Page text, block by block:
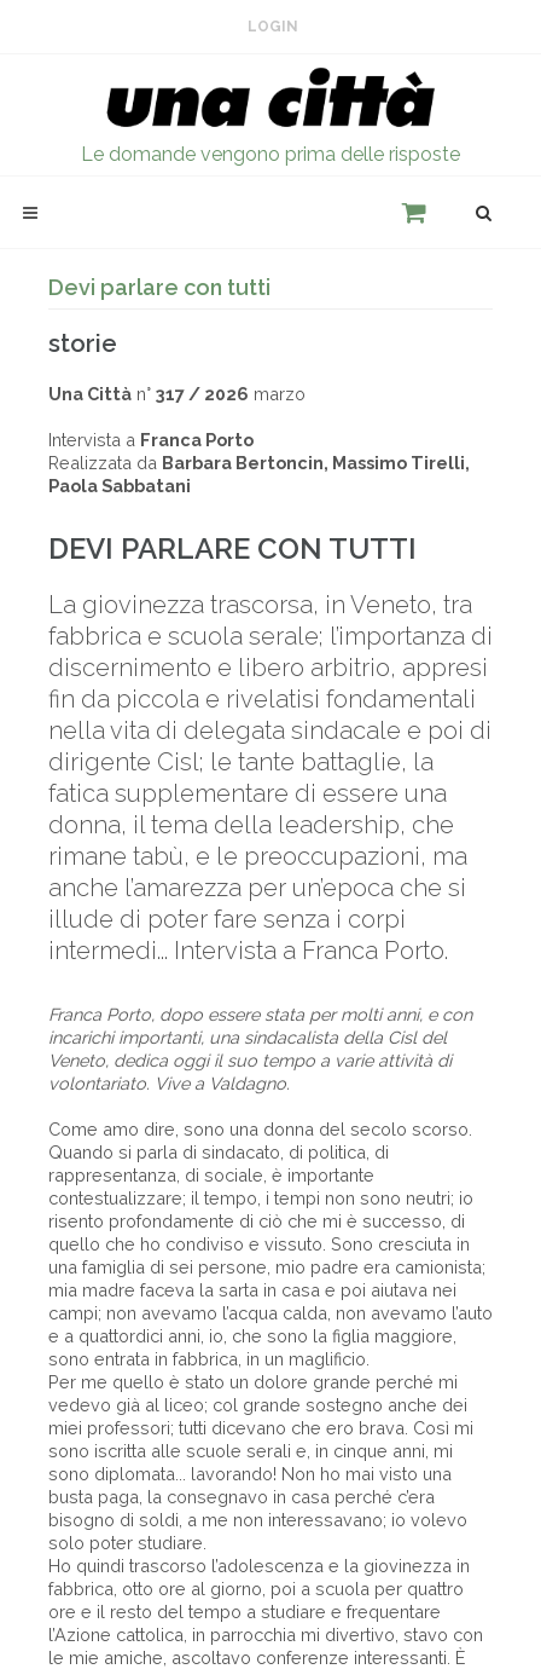
LOGIN
Le domande vengono prima delle risposte
Devi parlare con tutti
storie
Una Città n° 317 / 2026 marzo
Intervista a Franca Porto
Realizzata da Barbara Bertoncin, Massimo Tirelli,
Paola Sabbatani
DEVI PARLARE CON TUTTI
La giovinezza trascorsa, in Veneto, tra
fabbrica e scuola serale; l’importanza di
discernimento e libero arbitrio, appresi
fin da piccola e rivelatisi fondamentali
nella vita di delegata sindacale e poi di
dirigente Cisl; le tante battaglie, la
fatica supplementare di essere una
donna, il tema della leadership, che
rimane tabù, e le preoccupazioni, ma
anche l’amarezza per un’epoca che si
illude di poter fare senza i corpi
intermedi... Intervista a Franca Porto.
Franca Porto, dopo essere stata per molti anni, e con
incarichi importanti, una sindacalista della Cisl del
Veneto, dedica oggi il suo tempo a varie attività di
volontariato. Vive a Valdagno.
Come amo dire, sono una donna del secolo scorso.
Quando si parla di sindacato, di politica, di
rappresentanza, di sociale, è importante
contestualizzare; il tempo, i tempi non sono neutri; io
risento profondamente di ciò che mi è successo, di
quello che ho condiviso e vissuto. Sono cresciuta in
una famiglia di sei persone, mio padre era camionista;
mia madre faceva la sarta in casa e poi aiutava nei
campi; non avevamo l’acqua calda, non avevamo l’auto
e a quattordici anni, io, che sono la figlia maggiore,
sono entrata in fabbrica, in un maglificio.
Per me quello è stato un dolore grande perché mi
vedevo già al liceo; col grande sostegno anche dei
miei professori; tutti dicevano che ero brava. Così mi
sono iscritta alle scuole serali e, in cinque anni, mi
sono diplomata... lavorando! Non ho mai visto una
busta paga, la consegnavo in casa perché c’era
bisogno di soldi, a me non interessavano; io volevo
solo poter studiare.
Ho quindi trascorso l’adolescenza e la giovinezza in
fabbrica, otto ore al giorno, poi a scuola per quattro
ore e il resto del tempo a studiare e frequentare
l’Azione cattolica, in parrocchia mi divertivo, stavo con
le mie amiche, ascoltavo conferenze interessanti. È